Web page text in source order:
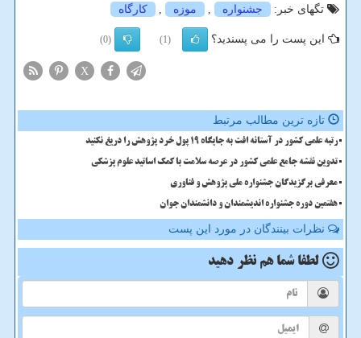
تگهای خبر:
جشنواره , موزه , كارگاه
این پست را می پسندید؟ (1)
(0)
X
تازه ترین مطالب مرتبط
رتبه علمی کشور در آستانه افت به جایگاه ۱۹ پول خرد پژوهش را دریغ نکنید
تدوین نقشه جامع علمی کشور در عرصه سلامت با کمک اساتید علوم پزشکی
معرفی برگزیدگان جشنواره ملی پژوهش و فناوری
هفتمین دوره جشنواره اندیشمندان و دانشمندان جوان
نظرات بینندگان در مورد این پست
لطفا شما هم نظر دهید